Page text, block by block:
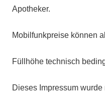
Apotheker.
Mobilfunkpreise können
Füllhöhe technisch
Dieses Impressum